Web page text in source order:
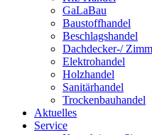
GaLaBau
Baustoffhandel
Beschlagshandel
Dachdecker-/
Elektrohandel
Holzhandel
Sanitärhandel
Trockenbauhandel
Aktuelles
Service